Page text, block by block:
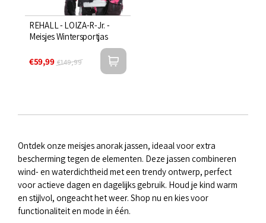
REHALL - LOIZA-R-Jr. -
Meisjes Wintersportjas
€59,99 €149,99
Ontdek onze meisjes anorak jassen, ideaal voor extra
bescherming tegen de elementen. Deze jassen combineren
wind- en waterdichtheid met een trendy ontwerp, perfect
voor actieve dagen en dagelijks gebruik. Houd je kind warm
en stijlvol, ongeacht het weer. Shop nu en kies voor
functionaliteit en mode in één.